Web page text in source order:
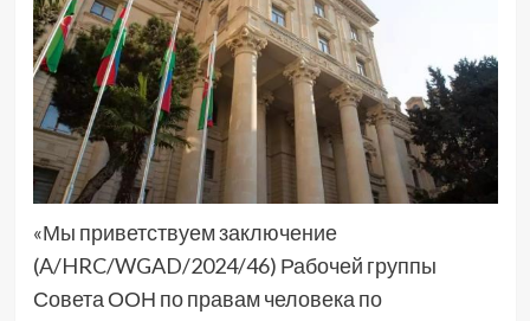
«Мы приветствуем заключение
(A/HRC/WGAD/2024/46) Рабочей группы
Совета ООН по правам человека по